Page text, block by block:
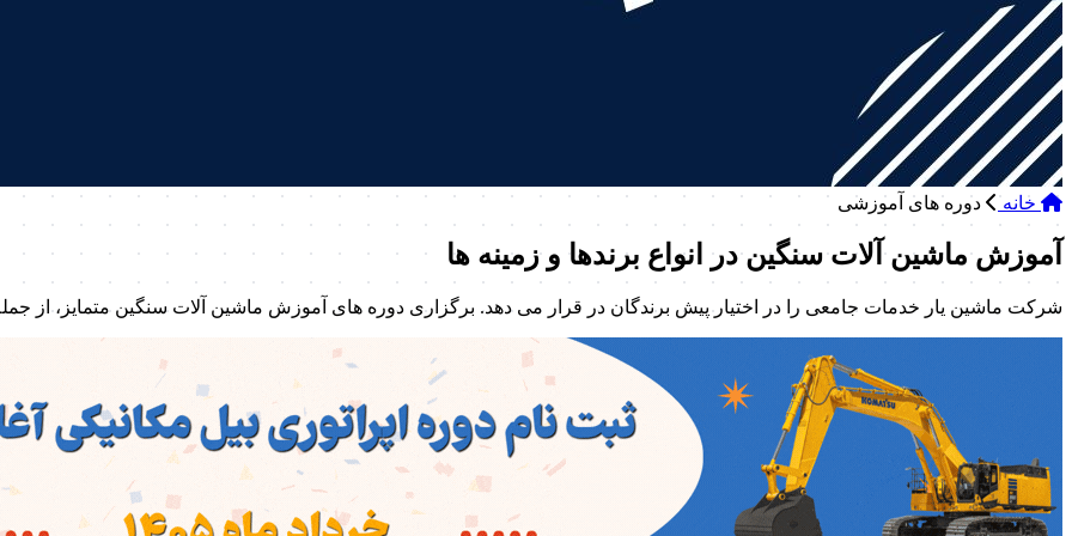
خانه دوره های آموزشی
آموزش ماشین آلات سنگین در انواع برندها و زمینه ها
شرکت ماشین یار خدمات جامعی را در اختیار پیش برندگان در قرار می دهد. برگزاری دوره های آموزش ماشین آلات سنگین متمایز، از